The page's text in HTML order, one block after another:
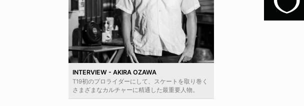
INTERVIEW - AKIRA OZAWA
T19初のプロライダーにして、スケートを取り巻く
さまざまなカルチャーに精通した最重要人物。